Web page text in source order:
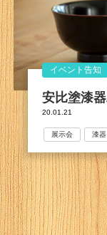
イベント告知
安比塗漆
20.01.21
展示会 漆器